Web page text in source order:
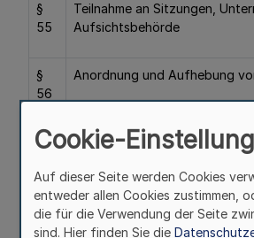
§
55
Teilnahme an Sitzungen,
Aufsichtsbehörde
§
56
Anordnung und Aufhebung
§
Beauftragte oder
§
58
Genehmigung von Geschäften
Cookie-
Auf dieser Seite werden Cookies
entweder allen Cookies zustimmen,
die für die Verwendung der Seite
sind. Hier finden Sie die